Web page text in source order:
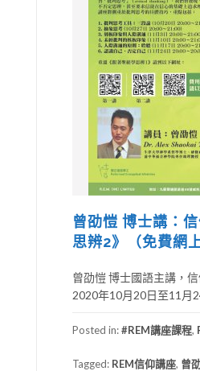
曾劭愷 博士講：
思辨2》（免費網
曾劭愷 博士國語主講，
2020年10月20日至11月
Posted in:#REM講座課程,
Tagged: REM信仰講座, 曾